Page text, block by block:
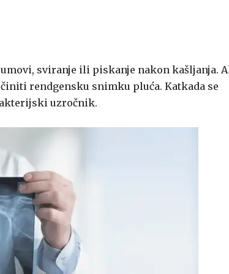
sviranje ili piskanje nakon kašljanja.
rendgensku snimku pluća. Katkada se
uzročnik.